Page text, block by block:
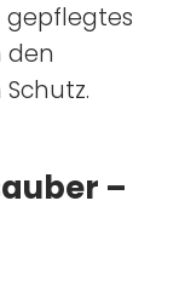
den
–